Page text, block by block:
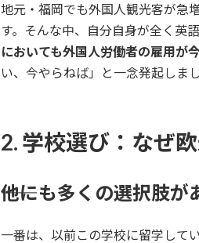
地元・福岡でも外国人観光客が急
す。そんな中、自分自身が全く英
においても外国人労働者の雇用が
い、今やらねば」と一念発起しまし
2. 学校選び：なぜ
――他にも多くの選択肢
一番は、以前この学校に留学して